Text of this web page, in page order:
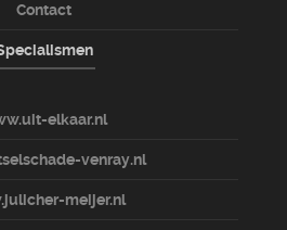
Contact
elkaar.nl
venray.nl
meijer.nl